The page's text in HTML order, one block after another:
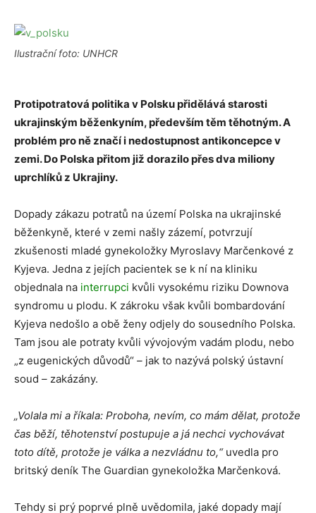
Ilustrační foto: UNHCR
Protipotratová politika v Polsku přidělává starosti
ukrajinským běženkyním, především těm těhotným. A
problém pro ně značí i nedostupnost antikoncepce v
zemi. Do Polska přitom již dorazilo přes dva miliony
uprchlíků z Ukrajiny.
Dopady zákazu potratů na území Polska na ukrajinské
běženkyně, které v zemi našly zázemí, potvrzují
zkušenosti mladé gynekoložky Myroslavy Marčenkové z
Kyjeva. Jedna z jejích pacientek se k ní na kliniku
objednala na interrupci kvůli vysokému riziku Downova
syndromu u plodu. K zákroku však kvůli bombardování
Kyjeva nedošlo a obě ženy odjely do sousedního Polska.
Tam jsou ale potraty kvůli vývojovým vadám plodu, nebo
„z eugenických důvodů“ – jak to nazývá polský ústavní
soud – zakázány.
„Volala mi a říkala: Proboha, nevím, co mám dělat, protože
čas běží, těhotenství postupuje a já nechci vychovávat
toto dítě, protože je válka a nezvládnu to,“uvedla pro
britský deník The Guardian gynekoložka Marčenková.
Tehdy si prý poprvé plně uvědomila, jaké dopady mají